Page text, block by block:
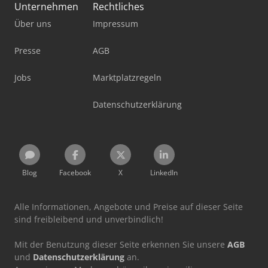
Unternehmen
Über uns
Presse
Jobs
Rechtliches
Impressum
AGB
Marktplatzregeln
Datenschutzerklärung
Blog Facebook X LinkedIn
Alle Informationen, Angebote und Preise auf dieser Seite
sind freibleibend und unverbindlich!
Mit der Benutzung dieser Seite erkennen Sie unsere AGB
und Datenschutzerklärung an.